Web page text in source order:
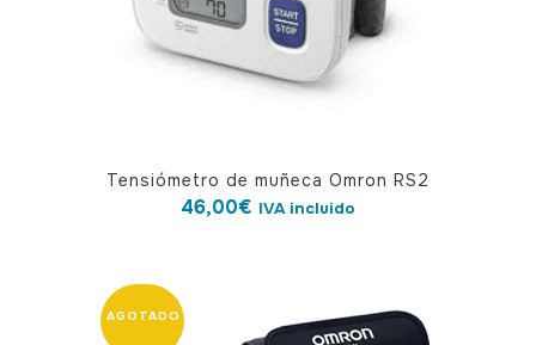
Tensiómetro de muñeca Omron RS2
46,00€ IVA incluido